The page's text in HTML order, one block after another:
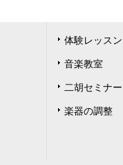
体験レッスン
音楽教室
二胡セミナー
楽器の調整